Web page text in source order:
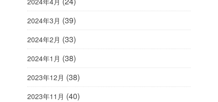
2024年3月 (39)
2024年2月 (33)
2024年1月 (38)
2023年12月 (38)
2023年11月 (40)